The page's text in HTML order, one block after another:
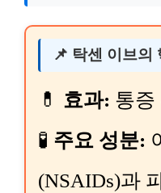
📌 탁센 이브의
💊 효과: 통증
🧪 주요 성분:
(NSAIDs)과